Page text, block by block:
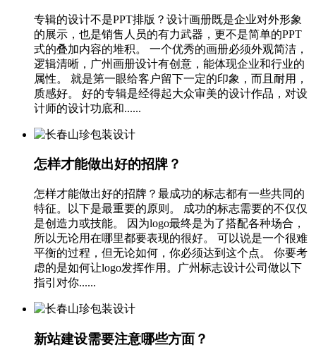
专辑的设计不是PPT排版？设计画册既是企业对外形象
的展示，也是销售人员的有力武器，更不是简单的PPT
式的叠加内容的堆积。 一个优秀的画册必须外观简洁，
逻辑清晰，广州画册设计有创意，能体现企业和行业的
属性。 就是第一眼给客户留下一定的印象，而且耐用，
质感好。 好的专辑是经得起大众审美的设计作品，对设
计师的设计功底和......
怎样才能做出好的招牌？
怎样才能做出好的招牌？最成功的标志都有一些共同的
特征。以下是最重要的原则。 成功的标志需要的不仅仅
是创造力或技能。 因为logo最终是为了搭配各种场合，
所以无论用在哪里都要表现的很好。 可以说是一个很难
平衡的过程，但无论如何，你必须达到这个点。 你要考
虑的是如何让logo发挥作用。广州标志设计公司做以下
指引对你......
新站建设需要注意哪些方面？